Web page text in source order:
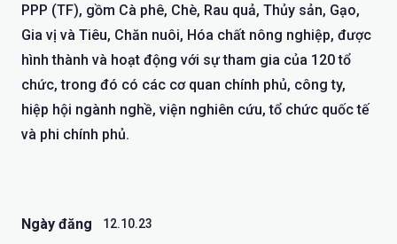
PPP (TF), gồm Cà phê, Chè, Rau quả, Thủy sản, Gạo,
Gia vị và Tiêu, Chăn nuôi, Hóa chất nông nghiệp, được
hình thành và hoạt động với sự tham gia của 120 tổ
chức, trong đó có các cơ quan chính phủ, công ty,
hiệp hội ngành nghề, viện nghiên cứu, tổ chức quốc tế
và phi chính phủ.
Ngày đăng 12.10.23